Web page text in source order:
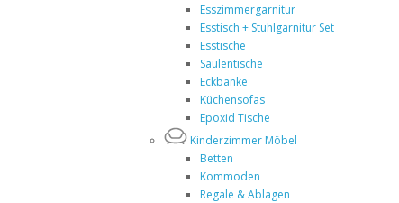
Esszimmergarnitur
Esstisch + Stuhlgarnitur Set
Esstische
Säulentische
Eckbänke
Küchensofas
Epoxid Tische
Kinderzimmer Möbel
Betten
Kommoden
Regale & Ablagen